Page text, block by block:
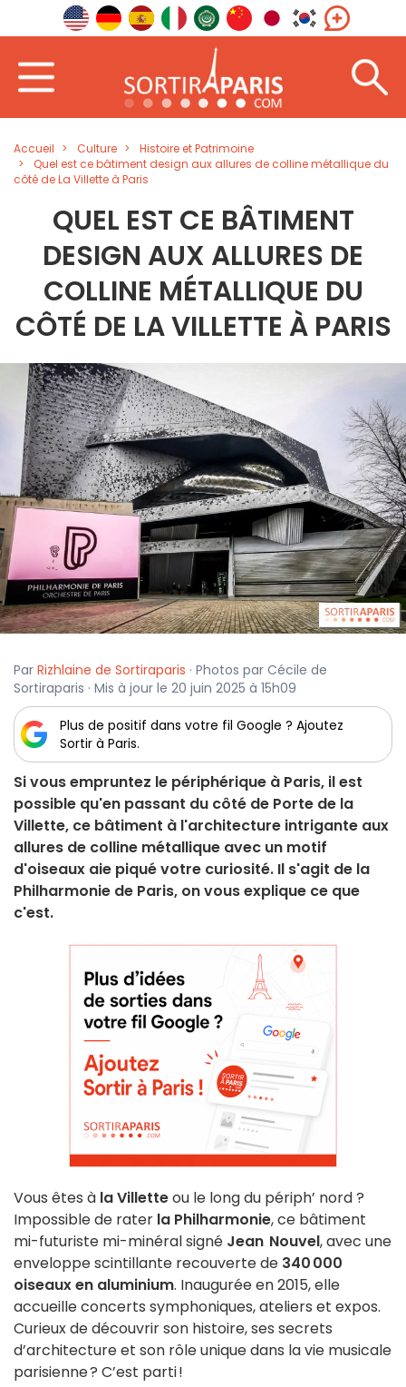
Accueil Culture
Histoire et Patrimoine
Quel est ce bâtiment design aux allures de colline métallique du
côté de La Villette à Paris
QUEL EST CE BÂTIMENT
DESIGN AUX ALLURES DE
COLLINE MÉTALLIQUE DU
CÔTÉ DE LA VILLETTE À PARIS
Par Rizhlaine de Sortiraparis · Photos par Cécile de
Sortiraparis · Mis à jour le 20 juin 2025 à 15h09
Plus de positif dans votre fil Google ? Ajoutez
Sortir à Paris.
Si vous empruntez le périphérique à Paris, il est
possible qu'en passant du côté de Porte de la
Villette, ce bâtiment à l'architecture intrigante aux
allures de colline métallique avec un motif
d'oiseaux aie piqué votre curiosité. Il s'agit de la
Philharmonie de Paris, on vous explique ce que
c'est.
Vous êtes à la Villetteou le long du périph’ nord ?
Impossible de rater la Philharmonie, ce bâtiment
mi-futuriste mi-minéral signé Jean Nouvel, avec une
enveloppe scintillante recouverte de 340 000
oiseaux en aluminium. Inaugurée en 2015, elle
accueille concerts symphoniques, ateliers et expos.
Curieux de découvrir son histoire, ses secrets
d’architecture et son rôle unique dans la vie musicale
parisienne ? C’est parti !